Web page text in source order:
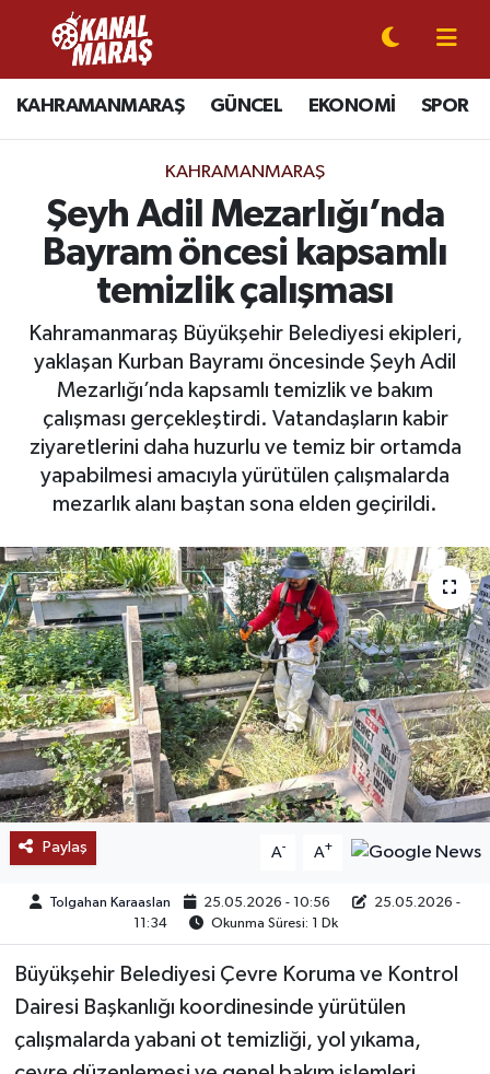
KAHRAMANMARAŞ GÜNCEL EKONOMİ SPOR
KAHRAMANMARAŞ
Şeyh Adil Mezarlığı’nda
Bayram öncesi kapsamlı
temizlik çalışması
Kahramanmaraş Büyükşehir Belediyesi ekipleri,
yaklaşan Kurban Bayramı öncesinde Şeyh Adil
Mezarlığı’nda kapsamlı temizlik ve bakım
çalışması gerçekleştirdi. Vatandaşların kabir
ziyaretlerini daha huzurlu ve temiz bir ortamda
yapabilmesi amacıyla yürütülen çalışmalarda
mezarlık alanı baştan sona elden geçirildi.
Paylaş A- A+
Tolgahan Karaaslan 25.05.2026 - 10:56
25.05.2026 -
11:34
Okunma Süresi: 1 Dk
Büyükşehir Belediyesi Çevre Koruma ve Kontrol
Dairesi Başkanlığı koordinesinde yürütülen
çalışmalarda yabani ot temizliği, yol yıkama,
CANLI YAYIN
KAHRAMANMARAŞ
SPOR
SİYASET
EKONOMİ
GÜNDEM
MAGAZİN
EĞİTİM
BÖLGE
KEŞFET
POPÜLER
DÜNYA
TREND
OTOMOTİV
TEKNOLOJİ
Kahramanmaraş Nöbetçi Eczaneler
Kahramanmaraş Hava Durumu
Kahramanmaraş Namaz Vakitleri
Kahramanmaraş Trafik Yoğunluk Haritası
Süper Lig Puan Durumu ve Fikstür
Tüm Manşetler
Son Dakika Haberleri
Haber Arşivi